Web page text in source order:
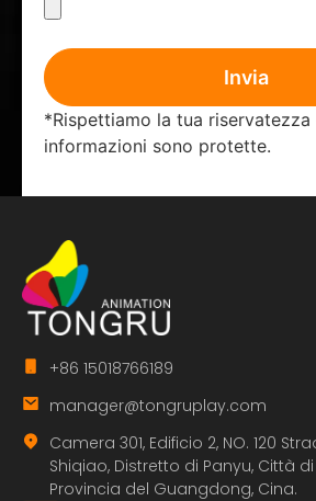
Invia
*Rispettiamo la tua
informazioni sono protette.
+86 15018766189
manager@tongruplay.com
Camera 301, Edificio 2, NO. 120
Shiqiao, Distretto di Panyu, Città
Provincia del Guangdong, Cina.